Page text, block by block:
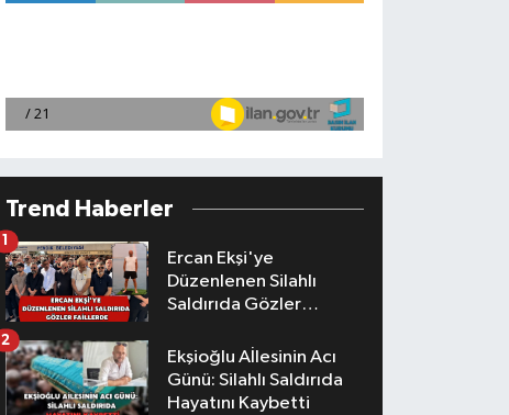
Trend Haberler
Ercan Ekşi'ye
Düzenlenen Silahlı
Saldırıda Gözler
1
Ekşioğlu Aİlesinin Acı
Günü: Silahlı Saldırıda
Hayatını Kaybetti
2